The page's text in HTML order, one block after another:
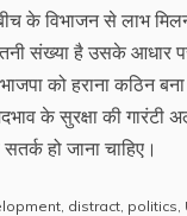
के विभाजन से लाभ
संख्या है उसके आधार
को हराना कठिन
के सुरक्षा की गारंटी
हो जाना चाहिए।
distract politics